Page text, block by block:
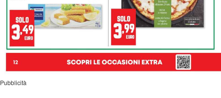
Pubblicità